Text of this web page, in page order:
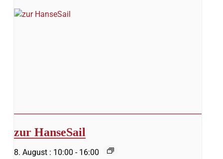
zur HanseSail
8. August : 10:00 - 16:00